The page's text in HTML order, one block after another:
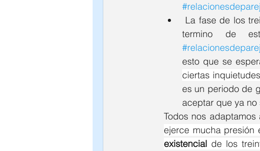
La fase de los
esto que se
ciertas
es un periodo de
aceptar que ya no
Todos nos
ejerce mucha presión
existencial de los